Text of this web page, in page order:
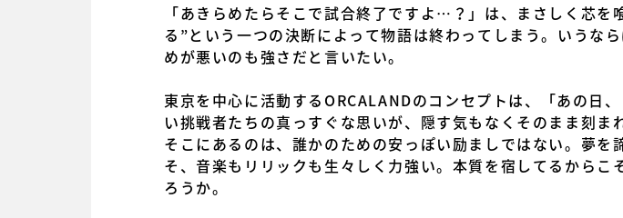
「あきらめたらそこで試合終了ですよ…？」は、まさしく芯
る”という一つの決断によって物語は終わってしまう。いうな
めが悪いのも強さだと言いたい。
東京を中心に活動するORCALANDのコンセプトは、「あの日
い挑戦者たちの真っすぐな思いが、隠す気もなくそのまま刻ま
そこにあるのは、誰かのための安っぽい励ましではない。夢
そ、音楽もリリックも生々しく力強い。本質を宿してるから
ろうか。